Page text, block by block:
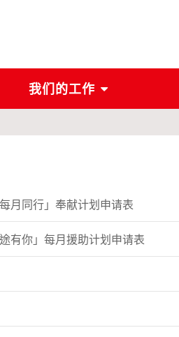
我们的工作
月同行」奉献计划申请表
有你」每月援助计划申请表